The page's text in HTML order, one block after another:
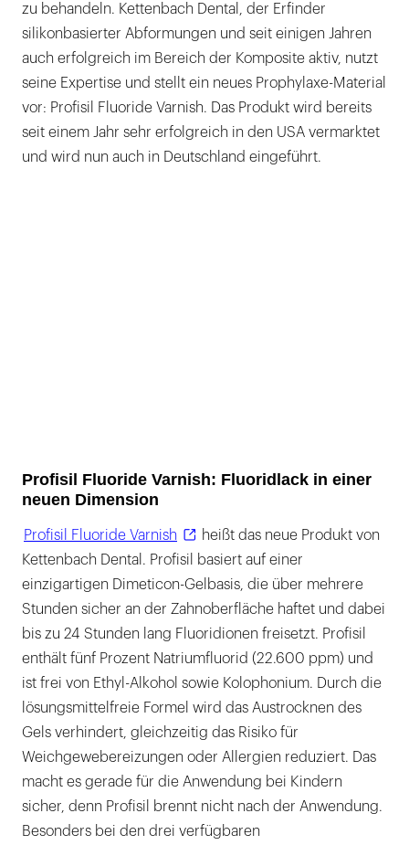
zu behandeln. Kettenbach Dental, der Erfinder
silikonbasierter Abformungen und seit einigen Jahren
auch erfolgreich im Bereich der Komposite aktiv, nutzt
seine Expertise und stellt ein neues Prophylaxe-Material
vor: Profisil Fluoride Varnish. Das Produkt wird bereits
seit einem Jahr sehr erfolgreich in den USA vermarktet
und wird nun auch in Deutschland eingeführt.
Profisil Fluoride Varnish: Fluoridlack in einer
neuen Dimension
Profisil Fluoride Varnish
heißt das neue Produkt von
Kettenbach Dental. Profisil basiert auf einer
einzigartigen Dimeticon-Gelbasis, die über mehrere
Stunden sicher an der Zahnoberfläche haftet und dabei
bis zu 24 Stunden lang Fluoridionen freisetzt. Profisil
enthält fünf Prozent Natriumfluorid (22.600 ppm) und
ist frei von Ethyl-Alkohol sowie Kolophonium. Durch die
lösungsmittelfreie Formel wird das Austrocknen des
Gels verhindert, gleichzeitig das Risiko für
Weichgewebereizungen oder Allergien reduziert. Das
macht es gerade für die Anwendung bei Kindern
sicher, denn Profisil brennt nicht nach der Anwendung.
Besonders bei den drei verfügbaren